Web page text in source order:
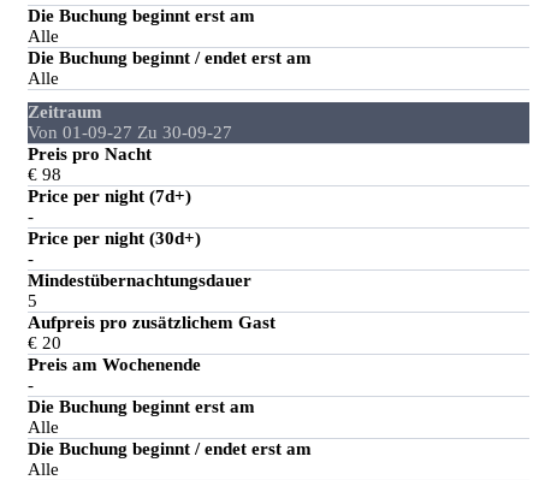
Die Buchung beginnt erst am
Alle
Die Buchung beginnt / endet erst am
Alle
Zeitraum
Von 01-09-27 Zu 30-09-27
Preis pro Nacht
€ 98
Price per night (7d+)
-
Price per night (30d+)
-
Mindestübernachtungsdauer
5
Aufpreis pro zusätzlichem Gast
€ 20
Preis am Wochenende
-
Die Buchung beginnt erst am
Alle
Die Buchung beginnt / endet erst am
Alle